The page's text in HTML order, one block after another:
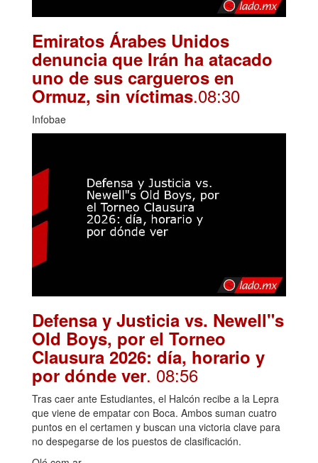
Emiratos Árabes Unidos
denuncia que Irán ha atacado
uno de sus cargueros en
Ormuz, sin víctimas.08:30
Infobae
Defensa y Justicia vs. Newell"s
Old Boys, por el Torneo
Clausura 2026: día, horario y
por dónde ver. 08:56
Tras caer ante Estudiantes, el Halcón recibe a la Lepra
que viene de empatar con Boca. Ambos suman cuatro
puntos en el certamen y buscan una victoria clave para
no despegarse de los puestos de clasificación.